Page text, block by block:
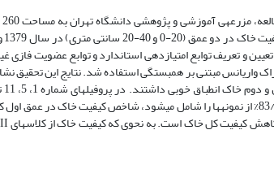
واقع در
و تعریف توابع امتیازدهی استاندارد و توابع عضویت فازی
مبتنی بر همبستگی استفاده شد. نتایج این تحقیق
که در
گذشته که 3/27% از نمونه­ها را شامل می­شود، و در پروفیل های شماره 1، 5، 7، 9 و 18 نمونه­برداری حاضر که 83/20% از نمونه­ها را شامل می­شود، شاخص کیفیت خاک